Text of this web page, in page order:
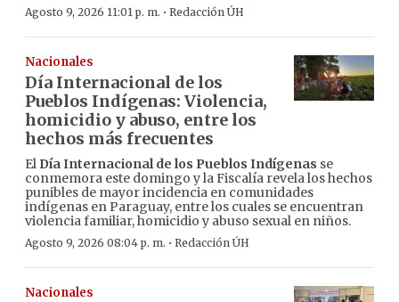
Agosto 9, 2026 11:01 p. m. · Redacción ÚH
Nacionales
Día Internacional de los
Pueblos Indígenas: Violencia,
homicidio y abuso, entre los
hechos más frecuentes
El Día Internacional de los Pueblos Indígenas se
conmemora este domingo y la Fiscalía revela los hechos
punibles de mayor incidencia en comunidades
indígenas en Paraguay, entre los cuales se encuentran
violencia familiar, homicidio y abuso sexual en niños.
Agosto 9, 2026 08:04 p. m. · Redacción ÚH
Nacionales